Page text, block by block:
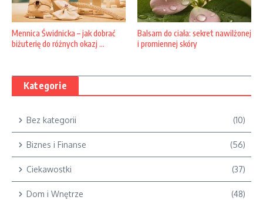
Mennica Świdnicka – jak dobrać
biżuterię do różnych okazj ...
Balsam do ciała: sekret nawilżonej
i promiennej skóry
Kategorie
Bez kategorii (10)
Biznes i Finanse (56)
Ciekawostki (37)
Dom i Wnętrze (48)